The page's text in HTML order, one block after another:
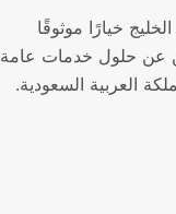
خيارًا موثوقًا
عن حلول خدمات عامة
العربية السعودية.